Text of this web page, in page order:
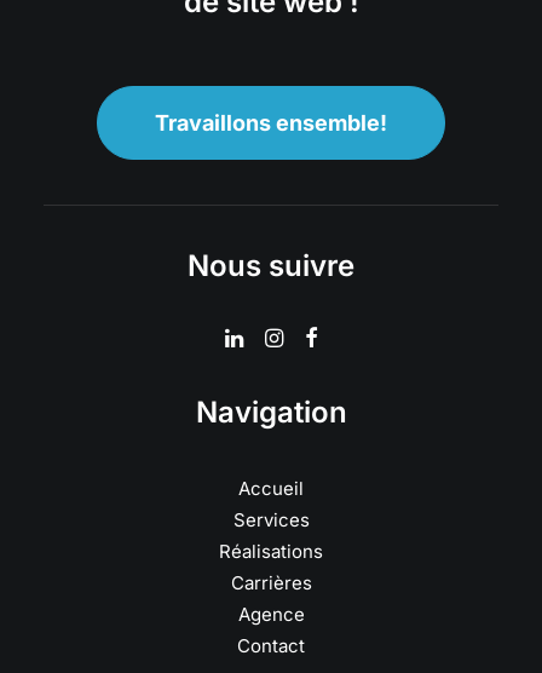
Travaillons ensemble!
Nous suivre
Navigation
Accueil
Services
Réalisations
Carrières
Agence
Contact